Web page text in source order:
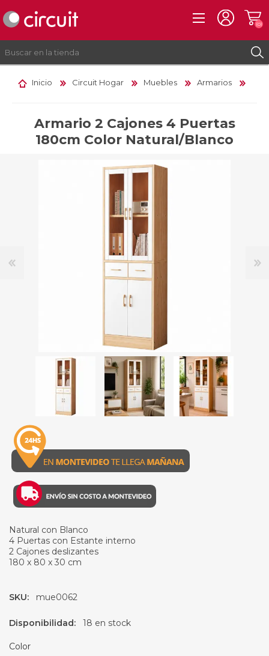
INICIAR SESIÓN
(0)
Inicio Circuit Hogar Muebles Armarios
Armario 2 Cajones 4 Puertas
180cm Color Natural/Blanco
Natural con Blanco
4 Puertas con Estante interno
2 Cajones deslizantes
180 x 80 x 30 cm
SKU: mue0062
Disponibilidad: 18 en stock
Color